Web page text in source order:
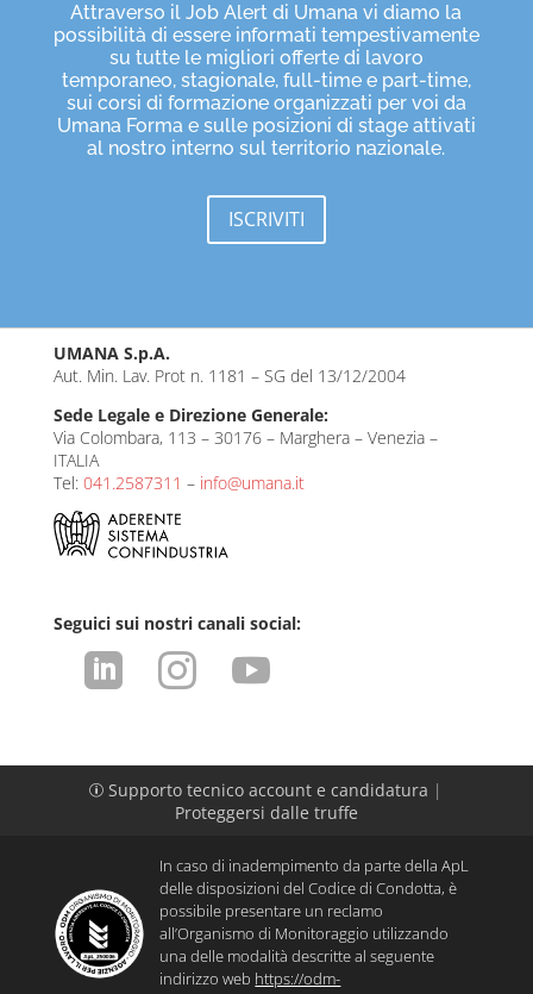
Attraverso il Job Alert di Umana vi diamo la
possibilità di essere informati tempestivamente
su tutte le migliori offerte di lavoro
temporaneo, stagionale, full-time e part-time,
sui corsi di formazione organizzati per voi da
Umana Forma e sulle posizioni di stage attivati
al nostro interno sul territorio nazionale.
ISCRIVITI
UMANA S.p.A.
Aut. Min. Lav. Prot n. 1181 – SG del 13/12/2004
Sede Legale e Direzione Generale:
Via Colombara, 113 – 30176 – Marghera – Venezia –
ITALIA
Tel: 041.2587311 – info@umana.it
Seguici sui nostri canali social:
  
p Supporto tecnico account e candidatura |
Proteggersi dalle truffe
In caso di inadempimento da parte della ApL
delle disposizioni del Codice di Condotta, è
possibile presentare un reclamo
all’Organismo di Monitoraggio utilizzando
una delle modalità descritte al seguente
indirizzo web https://odm-